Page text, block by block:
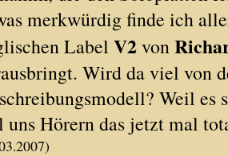
merkwürdig finde ich
LabelV2von
Wird da viel von
Weil
uns Hörern das jetzt mal